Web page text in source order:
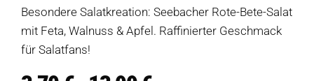
Besondere Salatkreation: Seebacher Rote-Bete-Salat
mit Feta, Walnuss & Apfel. Raffinierter Geschmack
für Salatfans!